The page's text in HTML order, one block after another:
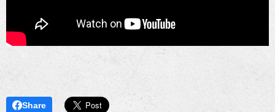
Share